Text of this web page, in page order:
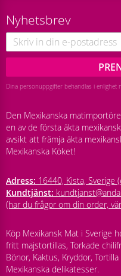
Nyhetsbrev
Dina personuppgifter behandlas i enlighet
Den Mexikanska
en av de första äkta
avsikt att främja äkta
Mexikanska Köket!
Adress: 16440, Kista, Sverige
Kundtjänst:
(har du frågor om din order,
Köp Mexikansk Mat i Sverige
fritt majstortillas, Torkade
Bönor, Kaktus, Kryddor,
Mexikanska delikatesser.